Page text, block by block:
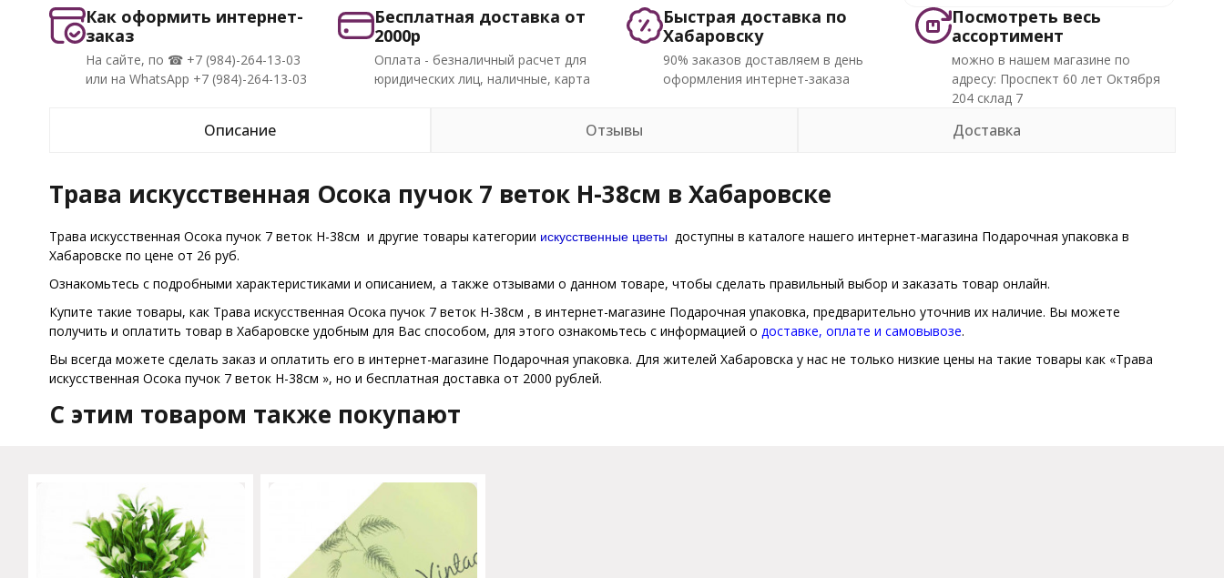
Как оформить интернет-
заказ
На сайте, по ☎ +7 (984)-264-13-03
или на WhatsApp +7 (984)-264-13-03
Бесплатная доставка от
2000р
Оплата - безналичный расчет для
юридических лиц, наличные, карта
Быстрая доставка по
Хабаровску
90% заказов доставляем в день
оформления интернет-заказа
Посмотреть весь
ассортимент
можно в нашем магазине по
адресу: Проспект 60 лет Октября
204 склад 7
Описание Отзывы Доставка
Трава искусственная Осока пучок 7 веток H-38см в Хабаровске
Трава искусственная Осока пучок 7 веток H-38см и другие товары категории искусственные цветыдоступны в каталоге нашего интернет-магазина Подарочная упаковка в
Хабаровске по цене от 26 руб.
Ознакомьтесь с подробными характеристиками и описанием, а также отзывами о данном товаре, чтобы сделать правильный выбор и заказать товар онлайн.
Купите такие товары, как Трава искусственная Осока пучок 7 веток H-38см , в интернет-магазине Подарочная упаковка, предварительно уточнив их наличие. Вы можете
получить и оплатить товар в Хабаровске удобным для Вас способом, для этого ознакомьтесь с информацией о доставке, оплате и самовывозе.
Вы всегда можете сделать заказ и оплатить его в интернет-магазине Подарочная упаковка. Для жителей Хабаровска у нас не только низкие цены на такие товары как «Трава
искусственная Осока пучок 7 веток H-38см », но и бесплатная доставка от 2000 рублей.
C этим товаром также покупают